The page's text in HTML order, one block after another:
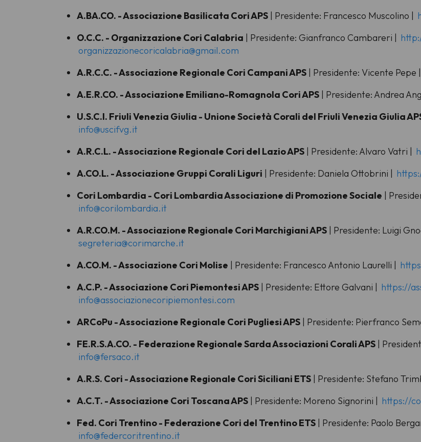
A.BA.CO. - Associazione Basilicata Cori APS | Presidente: Francesco Muscolino |
O.C.C. - Organizzazione Cori Calabria | Presidente: Gianfranco Cambareri |
organizzazionecoricalabria@gmail.com
A.R.C.C. - Associazione Regionale Cori Campani APS | Presidente: Vicente Pepe |
A.E.R.CO. - Associazione Emiliano-Romagnola Cori APS | Presidente: Andrea
U.S.C.I. Friuli Venezia Giulia - Unione Società Corali del Friuli Venezia Giulia
info@uscifvg.it
A.R.C.L. - Associazione Regionale Cori del Lazio APS | Presidente: Alvaro Vatri |
A.CO.L. - Associazione Gruppi Corali Liguri | Presidente: Daniela Ottobrini |
Cori Lombardia - Cori Lombardia Associazione di Promozione Sociale |
info@corilombardia.it
A.R.CO.M. - Associazione Regionale Cori Marchigiani APS | Presidente: Luigi
segreteria@corimarche.it
A.CO.M. - Associazione Cori Molise | Presidente: Francesco Antonio Laurelli |
A.C.P. - Associazione Cori Piemontesi APS | Presidente: Ettore Galvani | https://
info@associazionecoripiemontesi.com
ARCoPu - Associazione Regionale Cori Pugliesi APS | Presidente: Pierfranco
FE.R.S.A.CO. - Federazione Regionale Sarda Associazioni Corali APS |
info@fersaco.it
A.R.S. Cori - Associazione Regionale Cori Siciliani ETS | Presidente: Stefano
A.C.T. - Associazione Cori Toscana APS | Presidente: Moreno Signorini | https://
Fed. Cori Trentino - Federazione Cori del Trentino ETS | Presidente: Paolo
info@federcoritrentino.it